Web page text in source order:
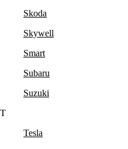
Skoda
Skywell
Smart
Subaru
Suzuki
T
Tesla